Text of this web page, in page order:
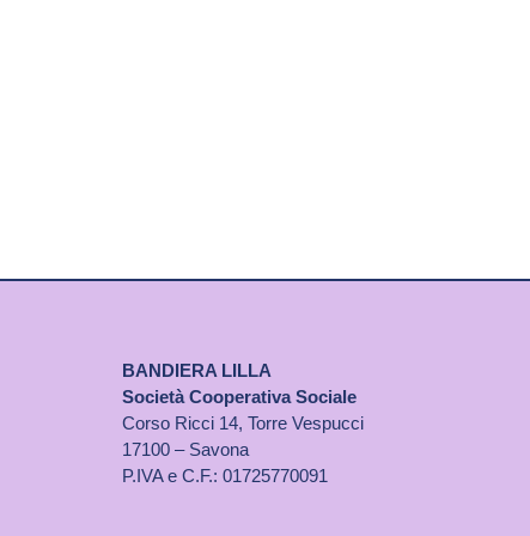
BANDIERA LILLA
Società Cooperativa Sociale
Corso Ricci 14, Torre Vespucci
17100 – Savona
P.IVA e C.F.: 01725770091